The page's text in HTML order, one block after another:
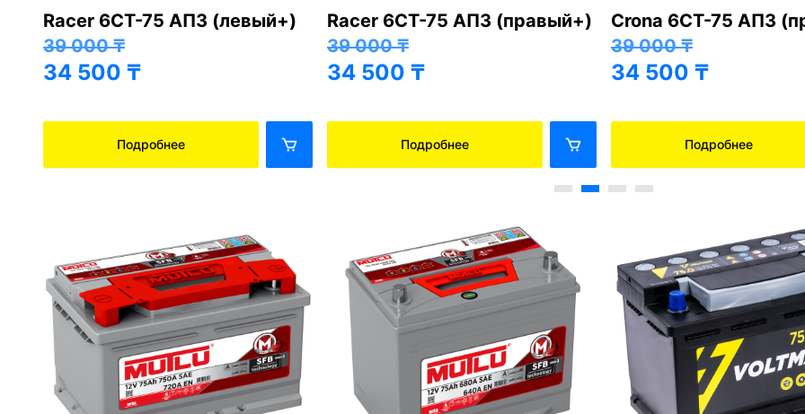
Racer 6СТ-75 АПЗ (левый+)
39 000₸
34 500 ₸
Подробнее
Racer 6СТ-75 АПЗ (правый+)
39 000₸
34 500 ₸
Подробнее
Crona 6СТ-75 АПЗ
39 000₸
34 500 ₸
Подробнее